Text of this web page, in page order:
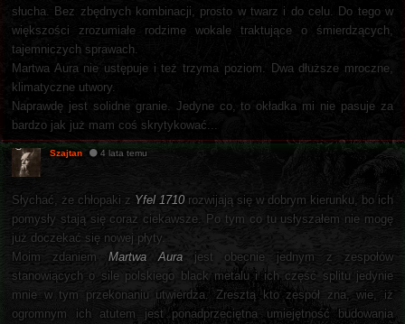
słucha. Bez zbędnych kombinacji, prosto w twarz i do celu. Do tego w
większości zrozumiałe rodzime wokale traktujące o śmierdzących,
tajemniczych sprawach.
Martwa Aura nie ustępuje i też trzyma poziom. Dwa dłuższe mroczne,
klimatyczne utwory.
Naprawdę jest solidne granie. Jedyne co, to okładka mi nie pasuje za
bardzo jak już mam coś skrytykować...
Szajtan 4 lata temu
Słychać, że chłopaki z Yfel 1710 rozwijają się w dobrym kierunku, bo ich
pomysły stają się coraz ciekawsze. Po tym co tu usłyszałem nie mogę
już doczekać się nowej płyty.
Moim zdaniem Martwa Aurajest obecnie jednym z zespołów
stanowiących o sile polskiego black metalu i ich część splitu jedynie
mnie w tym przekonaniu utwierdza. Zresztą kto zespół zna, wie, iż
ogromnym ich atutem jest ponadprzeciętna umiejętność budowania